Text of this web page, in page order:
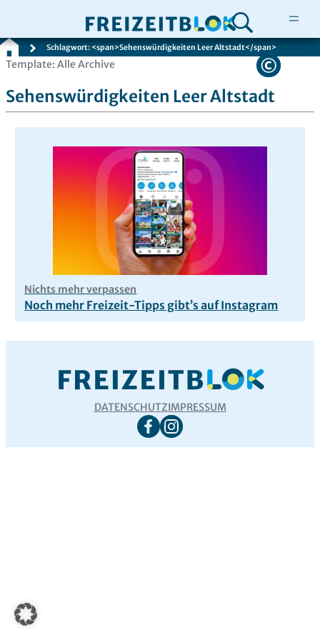
Zum
springen
Schlagwort: <span>Sehenswürdigkeiten Leer Altstadt</span>
Template: Alle Archive
Sehenswürdigkeiten Leer Altstadt
Nichts mehr verpassen
Noch mehr Freizeit-Tipps gibt’s auf Instagram
DATENSCHUTZIMPRESSUM